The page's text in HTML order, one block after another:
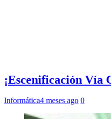
¡Escenificación Vía
Informática4 meses ago 0